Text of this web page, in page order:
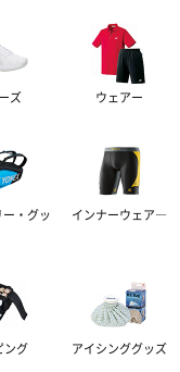
ズ ウェアー
ー・グッ
インナーウェア―
ング アイシンググッズ